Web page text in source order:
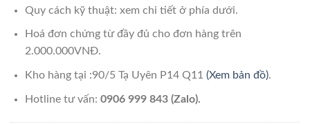
Quy cách kỹ thuật: xem chi tiết ở phía dưới.
Hoá đơn chứng từ đầy đủ cho đơn hàng trên
2.000.000VNĐ.
Kho hàng tại :90/5 Tạ Uyên P14 Q11 (Xem bản đồ).
Hotline tư vấn: 0906 999 843 (Zalo).